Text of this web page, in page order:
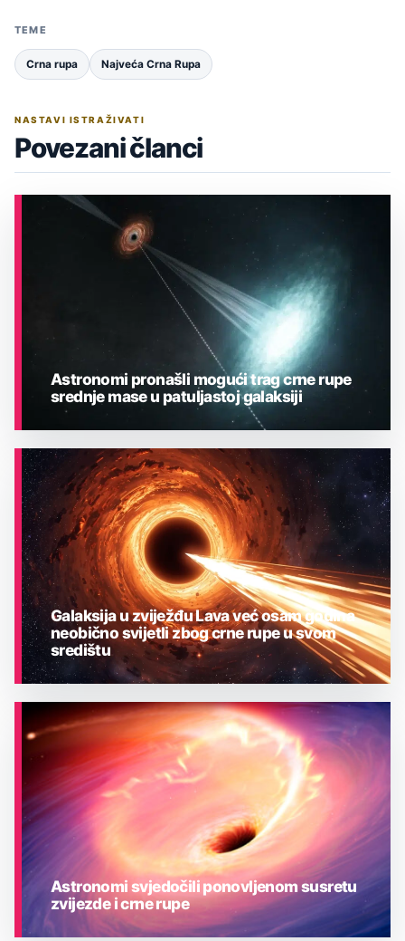
TEME
Crna rupa Najveća Crna Rupa
NASTAVI ISTRAŽIVATI
Povezani članci
ASTRONOMIJA
Astronomi pronašli mogući trag crne rupe
srednje mase u patuljastoj galaksiji
ASTRONOMIJA
Galaksija u zviježđu Lava već osam godina
neobično svijetli zbog crne rupe u svom
središtu
Astronomi svjedočili ponovljenom susretu
zvijezde i crne rupe